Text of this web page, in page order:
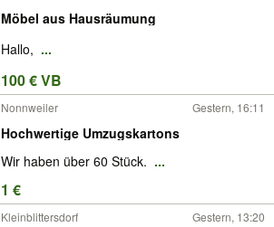
Möbel aus Hausräumung
Hallo, ...
100 € VB
Nonnweiler Gestern, 16:11
Hochwertige Umzugskartons
Wir haben über 60 Stück. ...
1 €
Kleinblittersdorf Gestern, 13:20